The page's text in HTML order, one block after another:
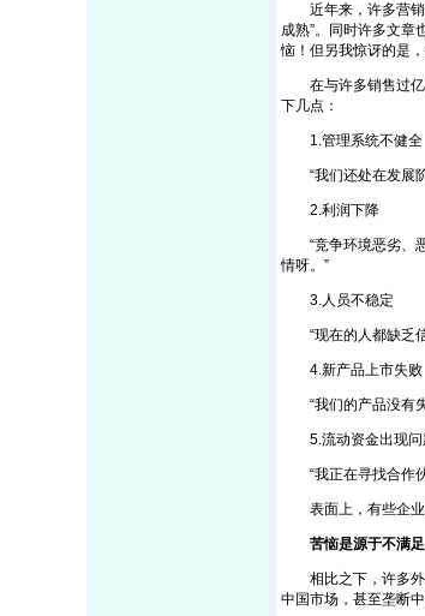
近年来，许多营销
成熟”。同时许多文
恼！但另我惊讶的是，
在与许多销售过亿
下几点：
1.管理系统不健全
“我们还处在发展阶
2.利润下降
“竞争环境恶劣、恶
情呀。”
3.人员不稳定
“现在的人都缺乏信
4.新产品上市失败
“我们的产品没有失
5.流动资金出现问
“我正在寻找合作伙
表面上，有些企业
苦恼是源于不满
相比之下，许多外
中国市场，甚至垄断中